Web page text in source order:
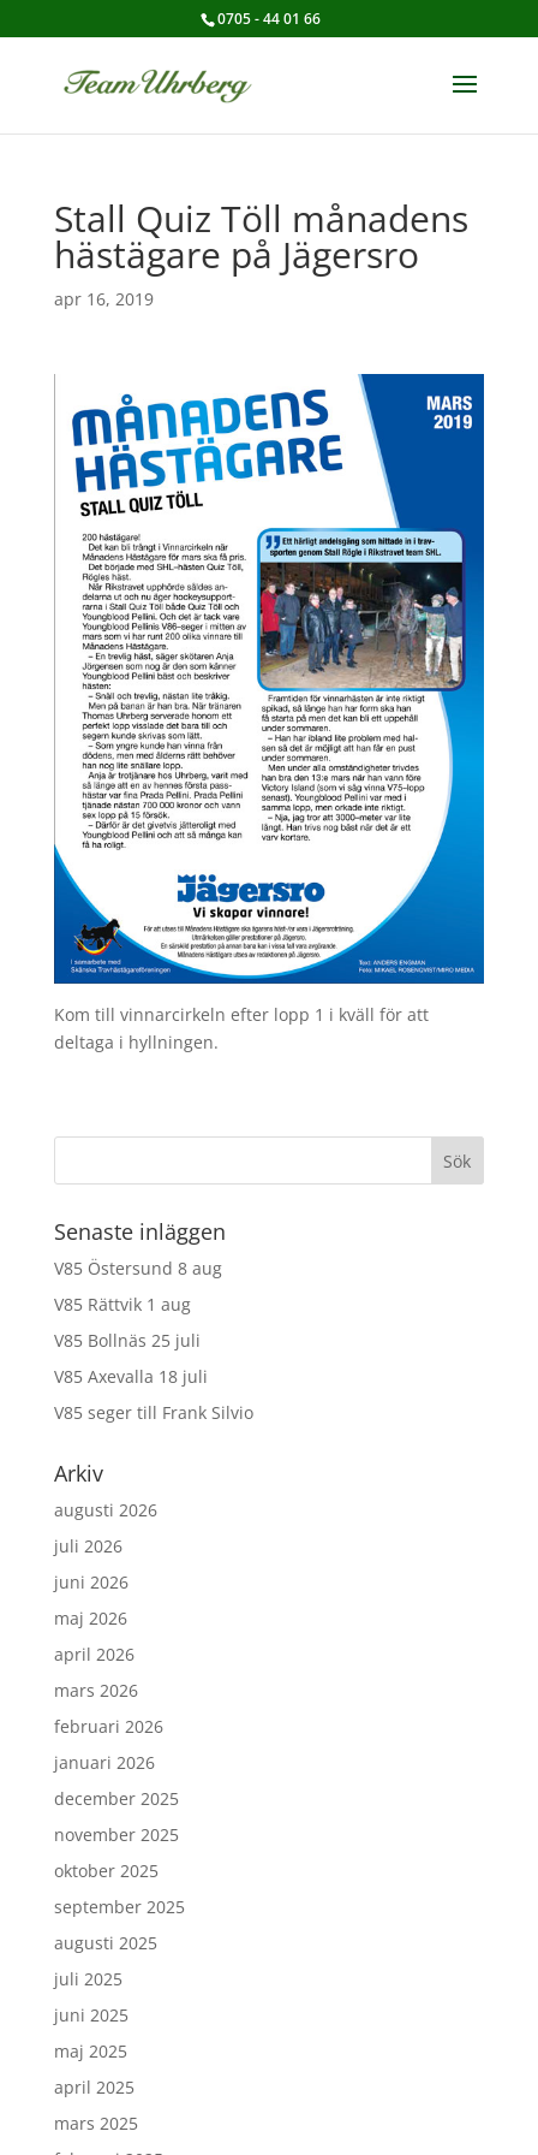
0705 - 44 01 66
Stall Quiz Töll månadens
hästägare på Jägersro
apr 16, 2019
Kom till vinnarcirkeln efter lopp 1 i kväll för att
deltaga i hyllningen.
Senaste inläggen
V85 Östersund 8 aug
V85 Rättvik 1 aug
V85 Bollnäs 25 juli
V85 Axevalla 18 juli
V85 seger till Frank Silvio
Arkiv
augusti 2026
juli 2026
juni 2026
maj 2026
april 2026
mars 2026
februari 2026
januari 2026
december 2025
november 2025
oktober 2025
september 2025
augusti 2025
juli 2025
juni 2025
maj 2025
april 2025
mars 2025